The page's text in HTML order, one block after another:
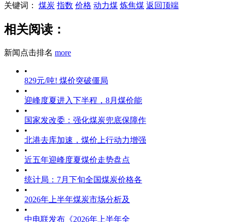
关键词： 煤炭 指数 价格 动力煤 炼焦煤 返回顶端
相关阅读：
新闻点击排名 more
•
829元/吨! 煤价突破僵局
•
迎峰度夏进入下半程，8月煤价能
•
国家发改委：强化煤炭兜底保障作
•
北港去库加速，煤价上行动力增强
•
近五年迎峰度夏煤价走势盘点
•
统计局：7月下旬全国煤炭价格各
•
2026年上半年煤炭市场分析及
•
中电联发布《2026年上半年全